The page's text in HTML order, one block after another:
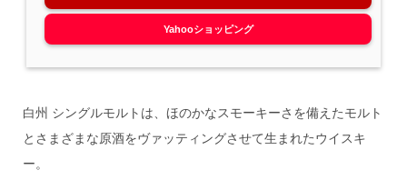
Yahooショッピング
白州 シングルモルトは、ほのかなスモーキーさを備えたモルト
とさまざまな原酒をヴァッティングさせて生まれたウイスキ
ー。